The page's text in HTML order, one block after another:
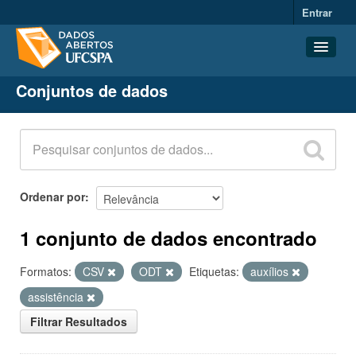
Entrar
Conjuntos de dados
Organizações
Grupos
Sobre
Conjuntos de dados
Ordenar por
1 conjunto de dados encontrado
Formatos: CSV ODT Etiquetas:
auxílios
assistência
Filtrar Resultados